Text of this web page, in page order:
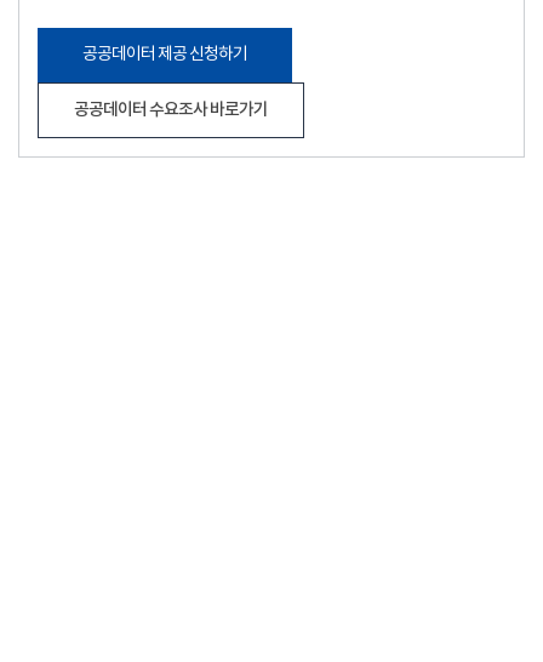
공공데이터 제공 신청하기
공공데이터 수요조사 바로가기